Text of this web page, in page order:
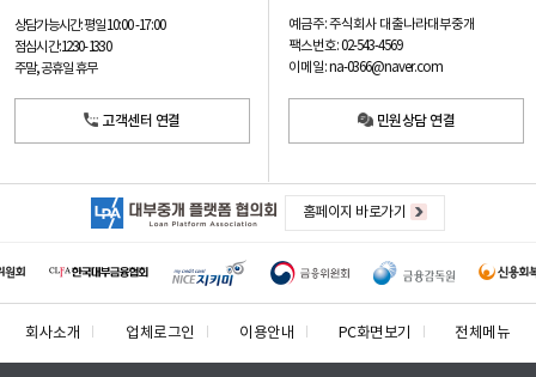
상담가능시간: 평일10:00 -17:00
점심시간: 12:30 - 13:30
주말, 공휴일 휴무
고객센터 연결
예금주: 주식회사 대출나라대부중개
팩스번호: 02-543-4569
이메일: na-0366@naver.com
민원상담 연결
홈페이지 바로가기
회사소개 업체로그인 이용안내 PC화면보기 전체메뉴